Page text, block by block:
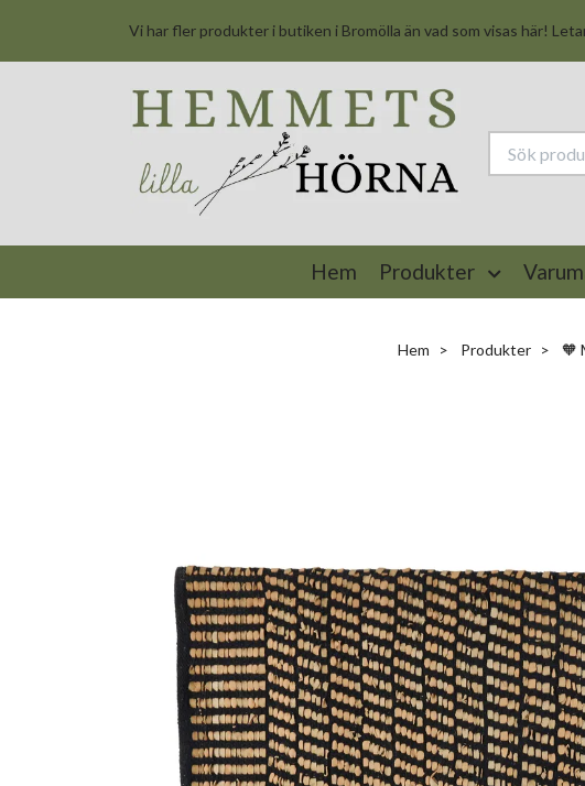
Vi har fler produkter i butiken i Bromölla än vad som visas här!
Hem Produkter
Hem Produkter 🧡